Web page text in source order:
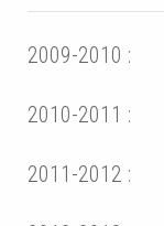
2009-2010 :
2010-2011 :
2011-2012 :